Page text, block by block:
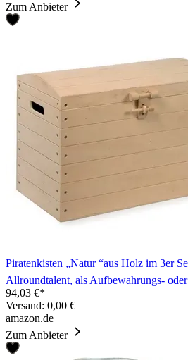
Zum Anbieter
Piratenkisten „Natur “aus Holz im 3er
Allroundtalent, als Aufbewahrungs-
94,03 €*
Versand: 0,00 €
amazon.de
Zum Anbieter